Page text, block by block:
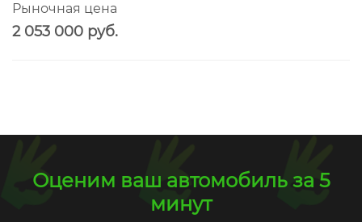
Рыночная цена
2 053 000 руб.
Оценим ваш автомобиль за 5
минут